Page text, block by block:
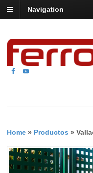
Navigation
Home » Productos »